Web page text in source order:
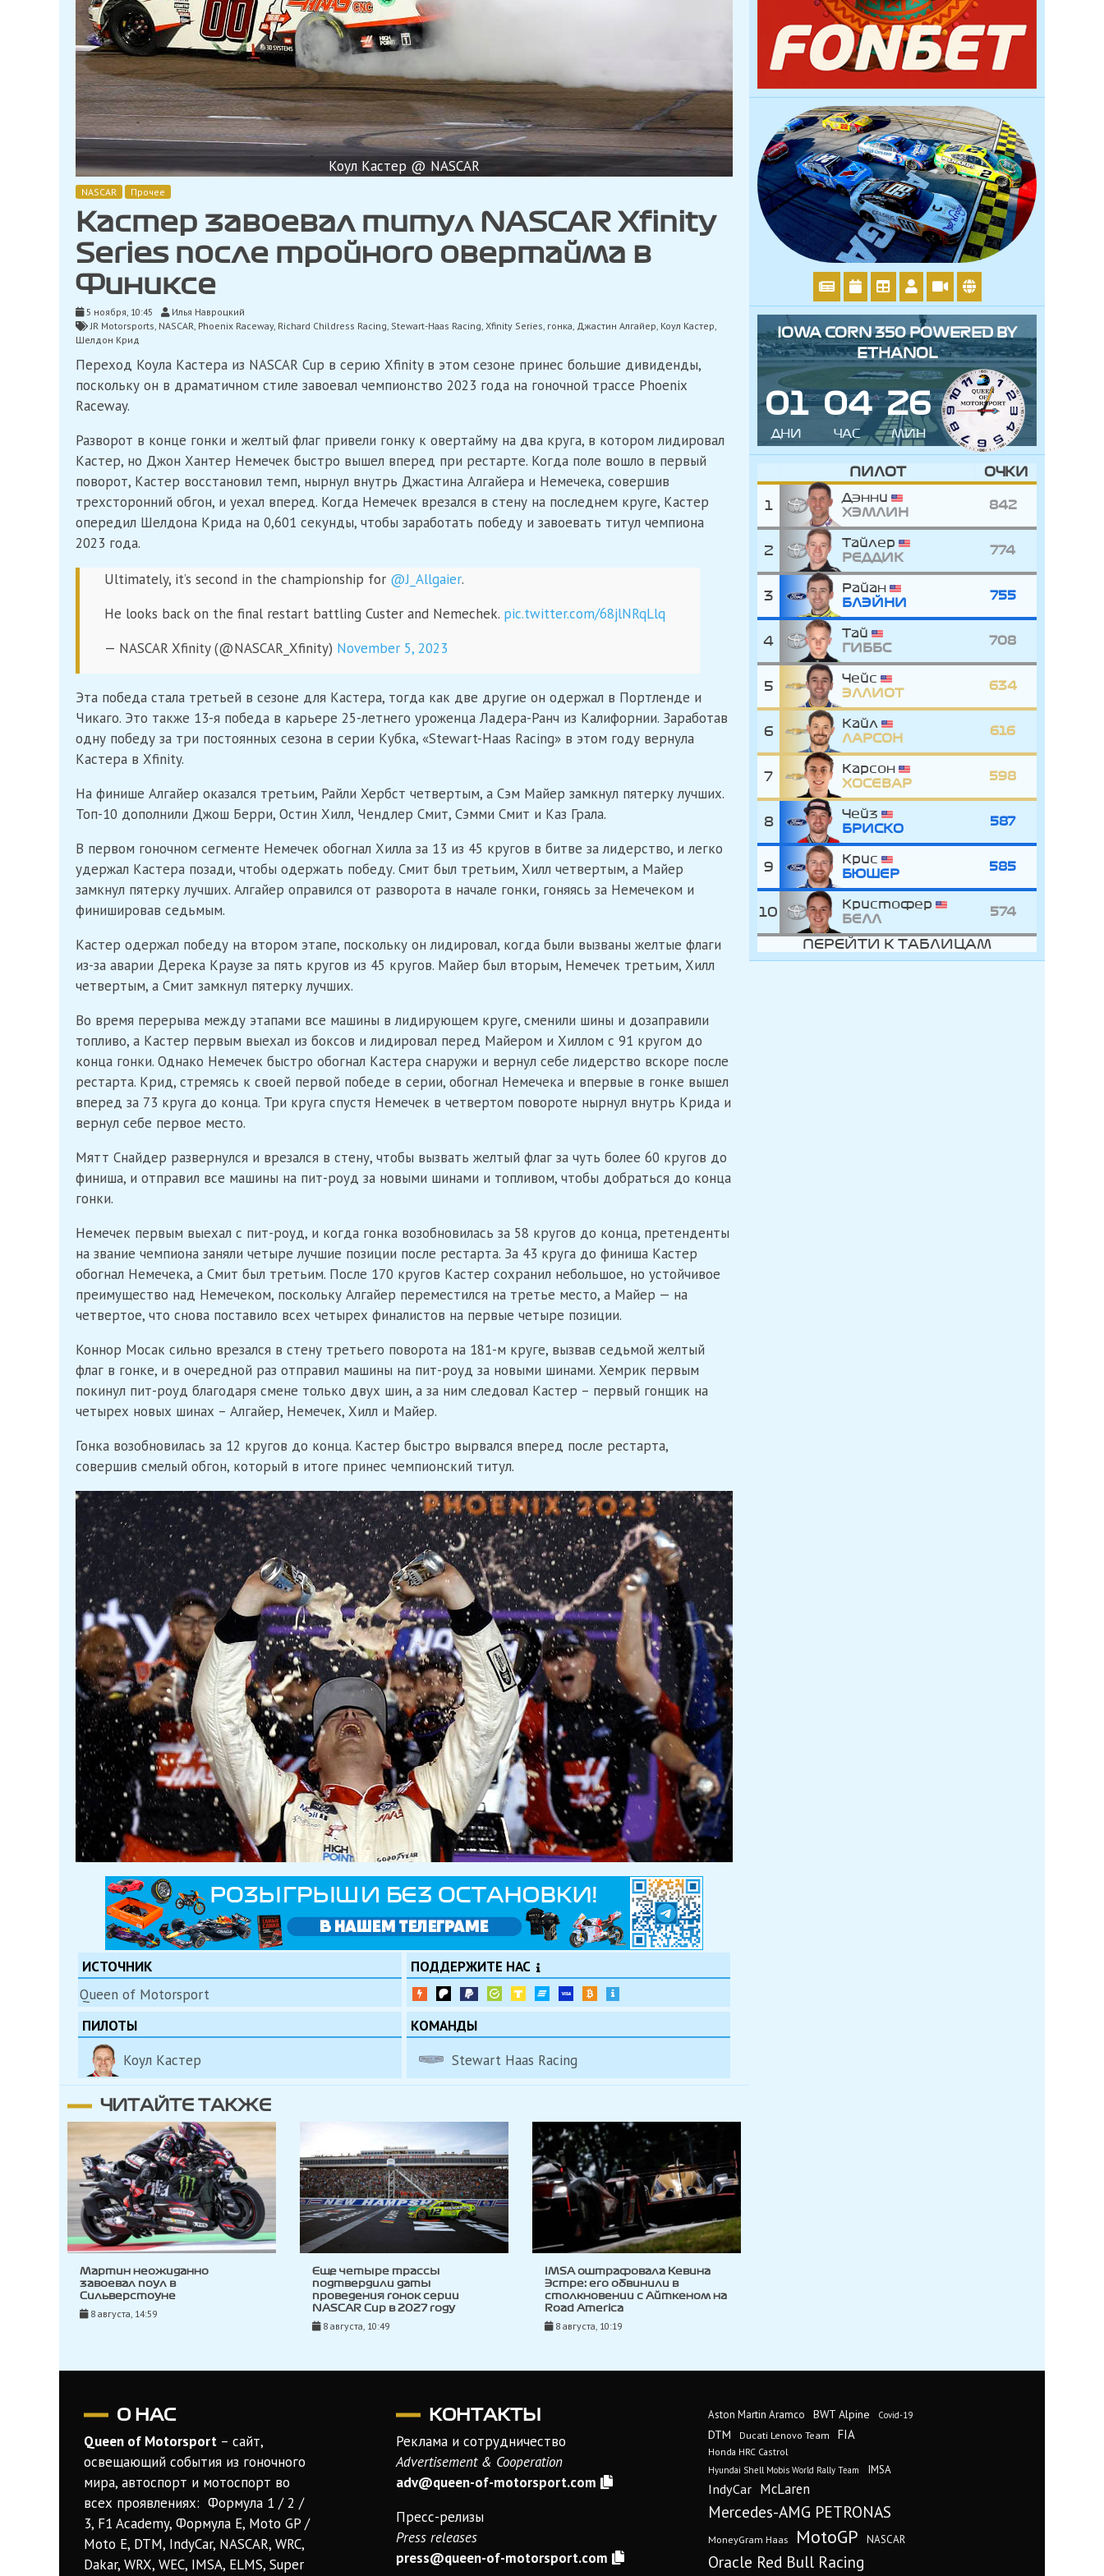
Коул Кастер @ NASCAR
NASCAR Прочее
Кастер завоевал титул NASCAR Xfinity
Series после тройного овертайма в
Финиксе
5 ноября, 10:45
Илья Навроцкий
JR Motorsports, NASCAR, Phoenix Raceway, Richard Childress Racing, Stewart-Haas Racing, Xfinity Series, гонка, Джастин Алгайер, Коул Кастер,
Шелдон Крид
Переход Коула Кастера из NASCAR Cup в серию Xfinity в этом сезоне принес большие дивиденды,
поскольку он в драматичном стиле завоевал чемпионство 2023 года на гоночной трассе Phoenix
Raceway.
Разворот в конце гонки и желтый флаг привели гонку к овертайму на два круга, в котором лидировал
Кастер, но Джон Хантер Немечек быстро вышел вперед при рестарте. Когда поле вошло в первый
поворот, Кастер восстановил темп, нырнул внутрь Джастина Алгайера и Немечека, совершив
трехсторонний обгон, и уехал вперед. Когда Немечек врезался в стену на последнем круге, Кастер
опередил Шелдона Крида на 0,601 секунды, чтобы заработать победу и завоевать титул чемпиона
2023 года.
Ultimately, it’s second in the championship for @J_Allgaier.
He looks back on the final restart battling Custer and Nemechek. pic.twitter.com/68jlNRqLlq
— NASCAR Xfinity (@NASCAR_Xfinity) November 5, 2023
Эта победа стала третьей в сезоне для Кастера, тогда как две другие он одержал в Портленде и
Чикаго. Это также 13-я победа в карьере 25-летнего уроженца Ладера-Ранч из Калифорнии. Заработав
одну победу за три постоянных сезона в серии Кубка, «Stewart-Haas Racing» в этом году вернула
Кастера в Xfinity.
На финише Алгайер оказался третьим, Райли Хербст четвертым, а Сэм Майер замкнул пятерку лучших.
Топ-10 дополнили Джош Берри, Остин Хилл, Чендлер Смит, Сэмми Смит и Каз Грала.
В первом гоночном сегменте Немечек обогнал Хилла за 13 из 45 кругов в битве за лидерство, и легко
удержал Кастера позади, чтобы одержать победу. Смит был третьим, Хилл четвертым, а Майер
замкнул пятерку лучших. Алгайер оправился от разворота в начале гонки, гоняясь за Немечеком и
финишировав седьмым.
Кастер одержал победу на втором этапе, поскольку он лидировал, когда были вызваны желтые флаги
из-за аварии Дерека Краузе за пять кругов из 45 кругов. Майер был вторым, Немечек третьим, Хилл
четвертым, а Смит замкнул пятерку лучших.
Во время перерыва между этапами все машины в лидирующем круге, сменили шины и дозаправили
топливо, а Кастер первым выехал из боксов и лидировал перед Майером и Хиллом с 91 кругом до
конца гонки. Однако Немечек быстро обогнал Кастера снаружи и вернул себе лидерство вскоре после
рестарта. Крид, стремясь к своей первой победе в серии, обогнал Немечека и впервые в гонке вышел
вперед за 73 круга до конца. Три круга спустя Немечек в четвертом повороте нырнул внутрь Крида и
вернул себе первое место.
Мятт Снайдер развернулся и врезался в стену, чтобы вызвать желтый флаг за чуть более 60 кругов до
финиша, и отправил все машины на пит-роуд за новыми шинами и топливом, чтобы добраться до конца
гонки.
Немечек первым выехал с пит-роуд, и когда гонка возобновилась за 58 кругов до конца, претенденты
на звание чемпиона заняли четыре лучшие позиции после рестарта. За 43 круга до финиша Кастер
обогнал Немечека, а Смит был третьим. После 170 кругов Кастер сохранил небольшое, но устойчивое
преимущество над Немечеком, поскольку Алгайер переместился на третье место, а Майер — на
четвертое, что снова поставило всех четырех финалистов на первые четыре позиции.
Коннор Мосак сильно врезался в стену третьего поворота на 181-м круге, вызвав седьмой желтый
флаг в гонке, и в очередной раз отправил машины на пит-роуд за новыми шинами. Хемрик первым
покинул пит-роуд благодаря смене только двух шин, а за ним следовал Кастер – первый гонщик на
четырех новых шинах – Алгайер, Немечек, Хилл и Майер.
Гонка возобновилась за 12 кругов до конца. Кастер быстро вырвался вперед после рестарта,
совершив смелый обгон, который в итоге принес чемпионский титул.
ИСТОЧНИК
Queen of Motorsport
ПОДДЕРЖИТЕ НАС
ПИЛОТЫ
Коул Кастер
КОМАНДЫ
Stewart Haas Racing
ЧИТАЙТЕ ТАКЖЕ
Мартин неожиданно
завоевал поул в
Сильверстоуне
8 августа, 14:59
Еще четыре трассы
подтвердили даты
проведения гонок серии
NASCAR Cup в 2027 году
8 августа, 10:49
IMSA оштрафовала Кевина
Эстре: его обвинили в
столкновении с Айткеном на
Road America
8 августа, 10:19
IOWA CORN 350 POWERED BY
ETHANOL
01
ДНИ
04
ЧАС
26
МИН
ПИЛОТ ОЧКИ
1
Дэнни
ХЭМЛИН
842
2
Тайлер
РЕДДИК
774
3
Райан
БЛЭЙНИ
755
4
Тай
ГИББС
708
5
Чейс
ЭЛЛИОТ
634
6
Кайл
ЛАРСОН
616
7
Карсон
ХОСЕВАР
598
8
Чейз
БРИСКО
587
9
Крис
БЮШЕР
585
10
Кристофер
БЕЛЛ
574
ПЕРЕЙТИ К ТАБЛИЦАМ
О НАС
Queen of Motorsport – сайт,
освещающий события из гоночного
мира, автоспорт и мотоспорт во
всех проявлениях: Формула 1 / 2 /
3, F1 Academy, Формула Е, Moto GP /
Moto E, DTM, IndyCar, NASCAR, WRC,
Dakar, WRX, WEC, IMSA, ELMS, Super
КОНТАКТЫ
Реклама и сотрудничество
Advertisement & Cooperation
adv@queen-of-motorsport.com
Пресс-релизы
Press releases
press@queen-of-motorsport.com
Aston Martin Aramco BWT Alpine Covid-19
DTM Ducati Lenovo Team FIA
Honda HRC Castrol
Hyundai Shell Mobis World Rally Team IMSA
IndyCar McLaren
Mercedes-AMG PETRONAS
MoneyGram Haas MotoGP NASCAR
Oracle Red Bull Racing